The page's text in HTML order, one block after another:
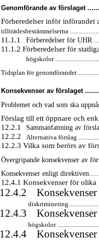
Genomförande av förslaget
Förberedelser inför införandet
tillträdesbestämmelserna
11.1.1 Förberedelser för UHR
11.1.2 Förberedelser för
högskolor
Tidsplan för genomförandet
Konsekvenser av förslaget
Problemet och vad som ska
Förslag till ett öppnare och
12.2.1
Sammanfattning av
12.2.2 Alternativa förslag
12.2.3 Vilka som berörs av
Övergripande konsekvenser av
Konsekvenser enligt
12.4.1 Konsekvenser för olika
12.4.2
12.4.3
högskolor
12.4.4